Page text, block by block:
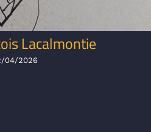
Lacalmontie
04/2026